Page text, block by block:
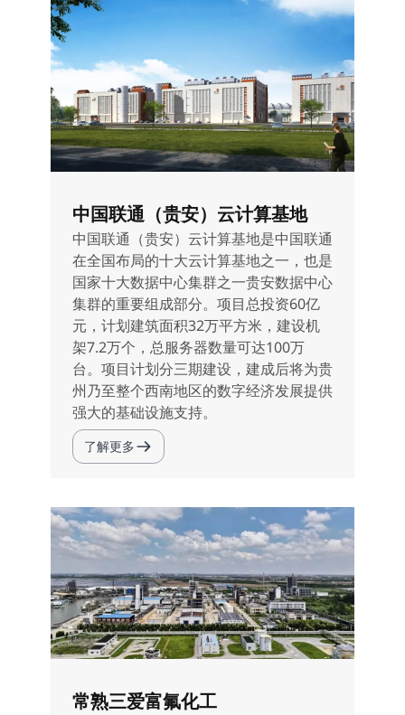
中国联通（贵安）云计算基地
中国联通（贵安）云计算基地是中国联通
在全国布局的十大云计算基地之一，也是
国家十大数据中心集群之一贵安数据中心
集群的重要组成部分。项目总投资60亿
元，计划建筑面积32万平方米，建设机
架7.2万个，总服务器数量可达100万
台。项目计划分三期建设，建成后将为贵
州乃至整个西南地区的数字经济发展提供
强大的基础设施支持。
了解更多
常熟三爱富氟化工